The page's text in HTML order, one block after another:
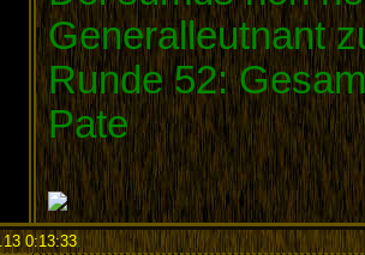
Generalleutnant
Runde 52:
Pate
0:13:33: